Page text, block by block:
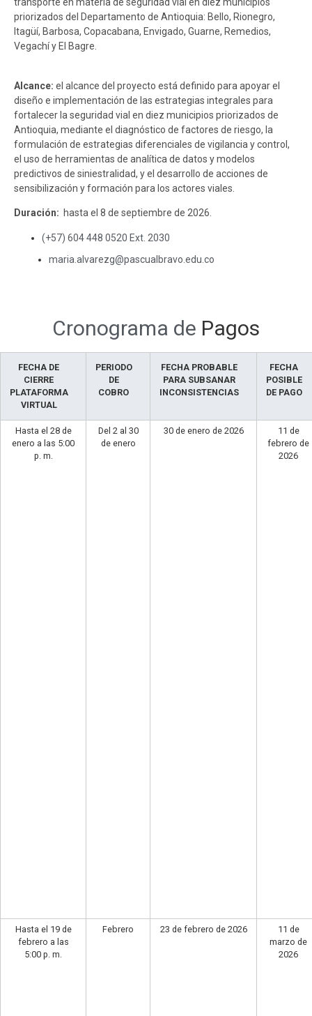
transporte en materia de seguridad vial en diez municipios
priorizados del Departamento de Antioquia: Bello, Rionegro,
Itagüí, Barbosa, Copacabana, Envigado, Guarne, Remedios,
Vegachí y El Bagre.
Alcance: el alcance del proyecto está definido para apoyar el
diseño e implementación de las estrategias integrales para
fortalecer la seguridad vial en diez municipios priorizados de
Antioquia, mediante el diagnóstico de factores de riesgo, la
formulación de estrategias diferenciales de vigilancia y control,
el uso de herramientas de analítica de datos y modelos
predictivos de siniestralidad, y el desarrollo de acciones de
sensibilización y formación para los actores viales.
Duración: hasta el 8 de septiembre de 2026.
(+57) 604 448 0520 Ext. 2030
maria.alvarezg@pascualbravo.edu.co
Cronograma de Pagos
FECHA DE
CIERRE
PLATAFORMA
VIRTUAL
PERIODO
DE
COBRO
FECHA PROBABLE
PARA SUBSANAR
INCONSISTENCIAS
FECHA
POSIBLE
DE PAGO
Hasta el 28 de
enero a las 5:00
p. m.
Del 2 al 30
de enero
30 de enero de 2026
11 de
febrero de
2026
Hasta el 19 de
febrero a las
5:00 p. m.
Febrero 23 de febrero de 2026
11 de
marzo de
2026